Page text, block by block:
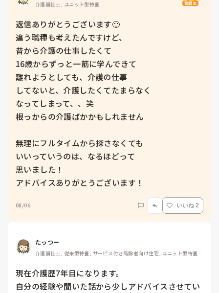
介護福祉士, ユニット型特養 質問主
返信ありがとうございます🙂
違う職種も考えたんですけど、
昔から介護の仕事したくて
16歳からずっと一筋に学んできて
離れようとしても、介護の仕事
してないと、介護したくてたまらなく
なってしまって、、笑
根っからの介護ばかかもしれません
無理にフルタイムから探さなくても
いいっていうのは、なるほどって
思いました！
アドバイスありがとうございます！
08/06 いいね 2
たっつー
介護福祉士, 従来型特養, サービス付き高齢者向け住宅, ユニット型特養
現在介護歴7年目になります。
自分の経験や聞いた話から少しアドバイスさせてい